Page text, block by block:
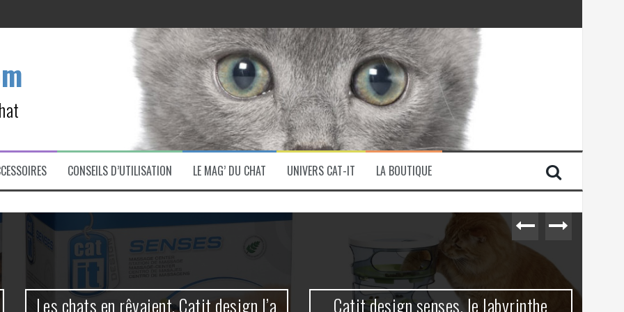
cette erreur !
CONSEILS D’UTILISATION LE MAG’ DU CHAT UNIVERS CAT-IT LA BOUTIQUE
Les chats en rêvaient, Catit design l’a Catit design senses, le labyrinthe